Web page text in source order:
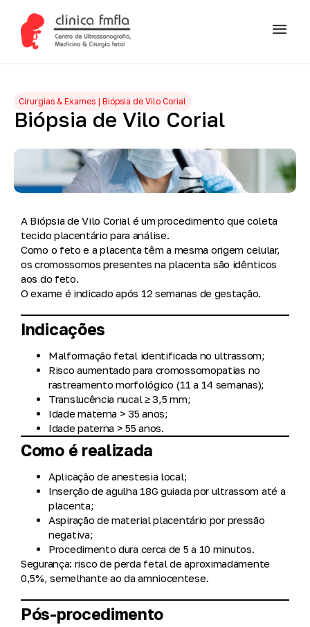
Cirurgias & Exames | Biópsia de Vilo Corial
Biópsia de Vilo Corial
A Biópsia de Vilo Corialé um procedimento que coleta
tecido placentário para análise.
Como o feto e a placenta têm a mesma origem celular,
os cromossomos presentes na placenta são idênticos
aos do feto.
O exame é indicadoapós 12 semanas de gestação.
Indicações
Malformação fetal identificada no ultrassom;
Risco aumentado para cromossomopatias no
rastreamento morfológico (11 a 14 semanas);
Translucência nucal ≥ 3,5 mm;
Idade materna > 35 anos;
Idade paterna > 55 anos.
Como é realizada
Aplicação de anestesia local;
Inserção de agulha 18G guiada por ultrassom até a
placenta;
Aspiração de material placentário por pressão
negativa;
Procedimento dura cerca de 5 a 10 minutos.
Segurança: risco de perda fetal de aproximadamente
0,5%, semelhante ao da amniocentese.
Pós-procedimento